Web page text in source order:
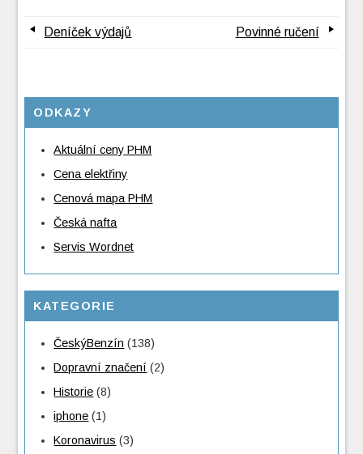
Deníček výdajů Povinné ručení
ODKAZY
Aktuální ceny PHM
Cena elektřiny
Cenová mapa PHM
Česká nafta
Servis Wordnet
KATEGORIE
ČeskýBenzín (138)
Dopravní značení (2)
Historie (8)
iphone (1)
Koronavirus (3)